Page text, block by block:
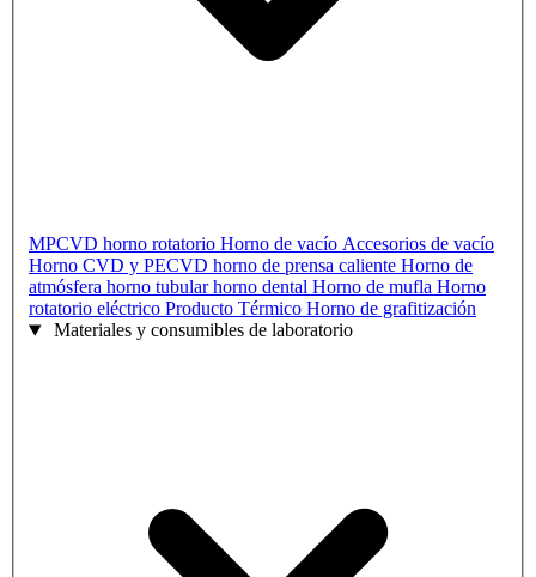
MPCVD horno rotatorio Horno de vacío Accesorios de vacío
Horno CVD y PECVD horno de prensa caliente Horno de
atmósfera horno tubularhorno dental Horno de mufla Horno
rotatorio eléctrico Producto Térmico Horno de grafitización
Materiales y consumibles de laboratorio